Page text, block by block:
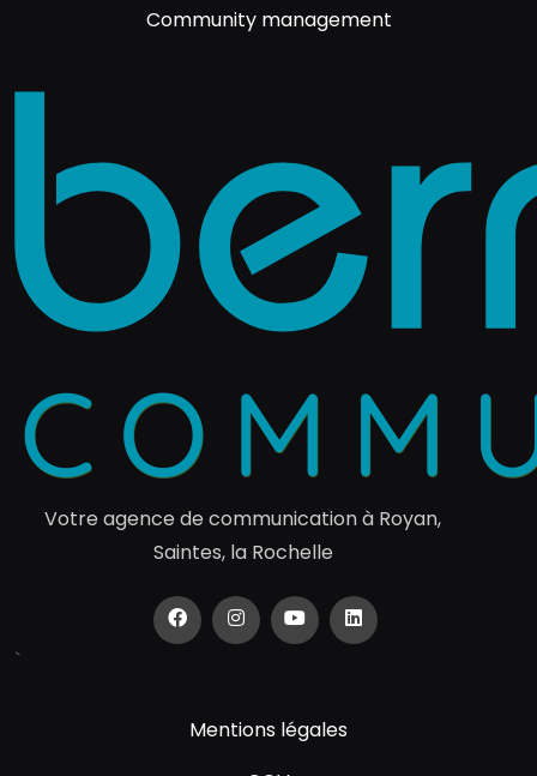
Community management
Votre agence de communication à Royan,
Saintes, la Rochelle
`
Mentions légales